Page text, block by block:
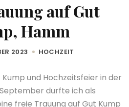
auf Gut
Hamm
2023 HOCHZEIT
und Hochzeitsfeier in der
durfte ich als
freie Trauung auf Gut Kump